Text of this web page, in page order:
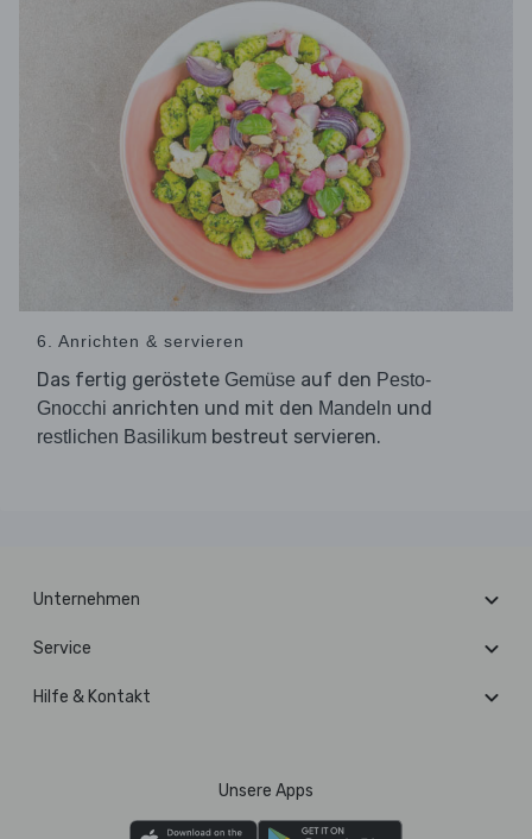
6. Anrichten & servieren
Das fertig geröstete Gemüse auf den Pesto-
Gnocchi anrichten und mit den Mandeln und
restlichen Basilikum bestreut servieren.
Unternehmen
Service
Hilfe & Kontakt
Unsere Apps